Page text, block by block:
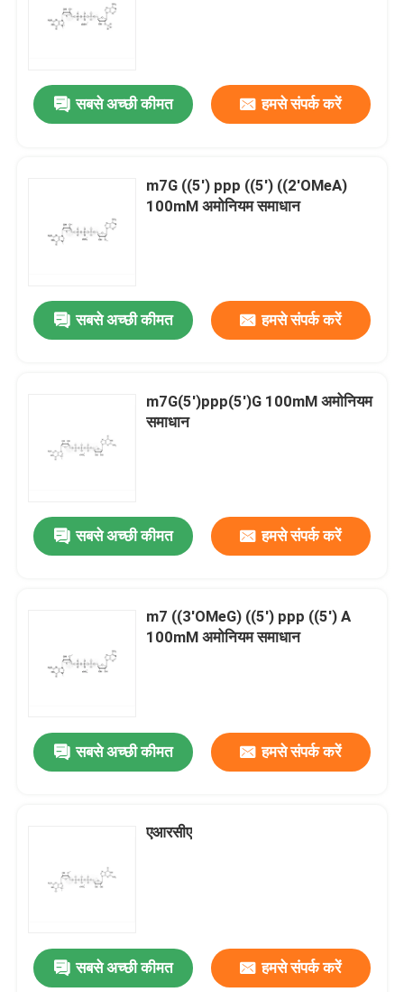
सबसे अच्छी कीमत हमसे संपर्क करें
m7G ((5') ppp ((5') ((2'OMeA)
100mM अमोनियम समाधान
सबसे अच्छी कीमत हमसे संपर्क करें
m7G(5')ppp(5')G 100mM अमोनियम
समाधान
सबसे अच्छी कीमत हमसे संपर्क करें
m7 ((3'OMeG) ((5') ppp ((5') A
100mM अमोनियम समाधान
सबसे अच्छी कीमत हमसे संपर्क करें
एआरसीए
सबसे अच्छी कीमत हमसे संपर्क करें